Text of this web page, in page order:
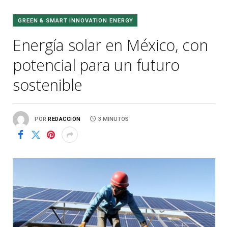
GREEN & SMART INNOVATION ENERGY
Energía solar en México, con
potencial para un futuro
sostenible
POR REDACCIÓN 3 MINUTOS